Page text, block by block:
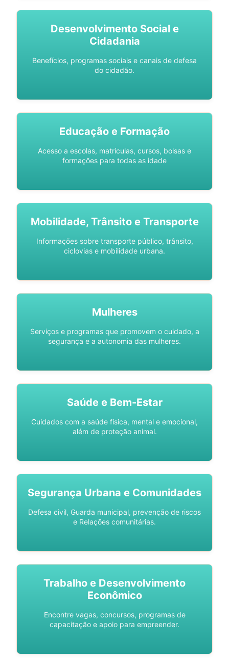
Desenvolvimento Social e
Cidadania
Benefícios, programas sociais e canais de defesa
do cidadão.
Educação e Formação
Acesso a escolas, matrículas, cursos, bolsas e
formações para todas as idade
Mobilidade, Trânsito e Transporte
Informações sobre transporte público, trânsito,
ciclovias e mobilidade urbana.
Mulheres
Serviços e programas que promovem o cuidado, a
segurança e a autonomia das mulheres.
Saúde e Bem-Estar
Cuidados com a saúde física, mental e emocional,
além de proteção animal.
Segurança Urbana e Comunidades
Defesa civil, Guarda municipal, prevenção de riscos
e Relações comunitárias.
Trabalho e Desenvolvimento
Econômico
Encontre vagas, concursos, programas de
capacitação e apoio para empreender.